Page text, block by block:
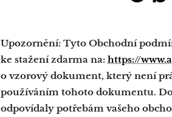
Upozornění: Tyto Obchodní
ke stažení zdarma na: https://
o vzorový dokument, který není
používáním tohoto dokumentu.
odpovídaly potřebám vašeho